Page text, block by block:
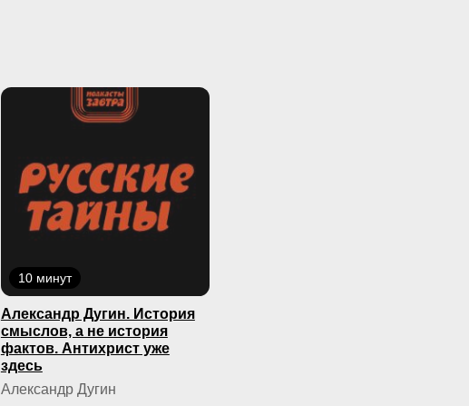
10 минут
Александр Дугин. История
смыслов, а не история
фактов. Антихрист уже
здесь
Александр Дугин